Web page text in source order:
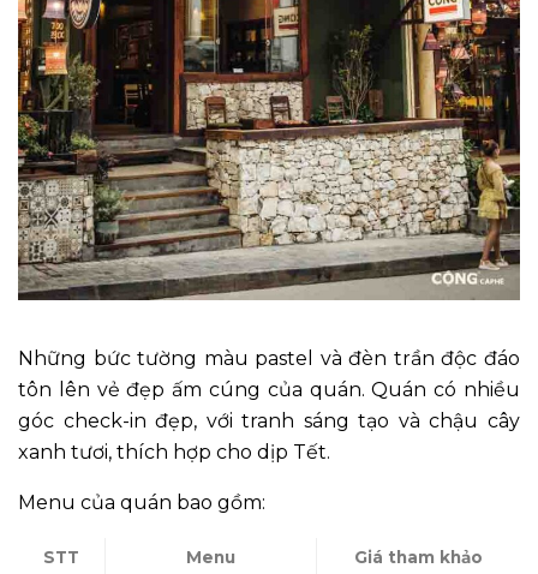
Những bức tường màu pastel và đèn trần độc đáo
tôn lên vẻ đẹp ấm cúng của quán. Quán có nhiều
góc check-in đẹp, với tranh sáng tạo và chậu cây
xanh tươi, thích hợp cho dịp Tết.
Menu của quán bao gồm:
STT Menu Giá tham khảo